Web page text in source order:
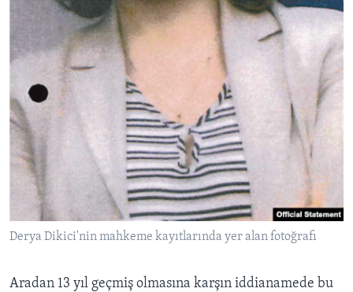
Derya Dikici'nin mahkeme kayıtlarında yer alan fotoğrafı
Aradan 13 yıl geçmiş olmasına karşın iddianamede bu